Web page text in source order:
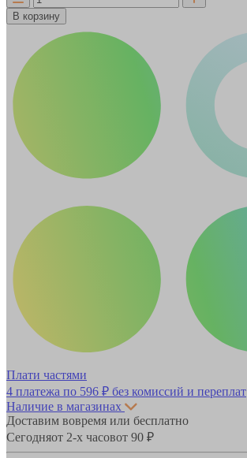
В корзину
Плати частями
4 платежа по 596 ₽ без комиссий и переплат
Наличие в магазинах
Доставим вовремя или бесплатно
Сегодняот 2-х часовот 90 ₽